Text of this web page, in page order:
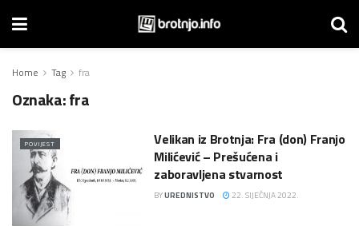
Home Tag fra
Oznaka:fra
POVIJEST
Velikan iz Brotnja: Fra (don) Franjo
Milićević – Prešućena i
zaboravljena stvarnost
BYUREDNISTVO 22. SIJEČNJA 2022.